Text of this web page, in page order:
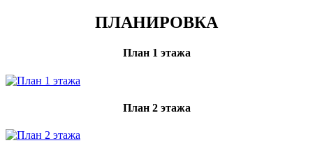
ПЛАНИРОВКА
План 1 этажа
План 2 этажа